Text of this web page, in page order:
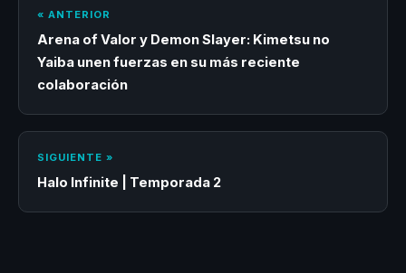
« ANTERIOR
Arena of Valor y Demon Slayer: Kimetsu no
Yaiba unen fuerzas en su más reciente
colaboración
SIGUIENTE »
Halo Infinite | Temporada 2